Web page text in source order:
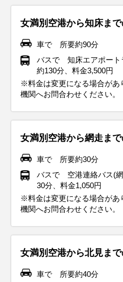
女満別空港から知床ま
車で 所要約90分
バスで 知床エアポート
約130分、料金3,500円
※料金は変更になる場合があ
機関へお問合わせください。
女満別空港から網走ま
車で 所要約30分
バスで 空港連絡バス(
30分、料金1,050円
※料金は変更になる場合があ
機関へお問合わせください。
女満別空港から北見ま
車で 所要約40分